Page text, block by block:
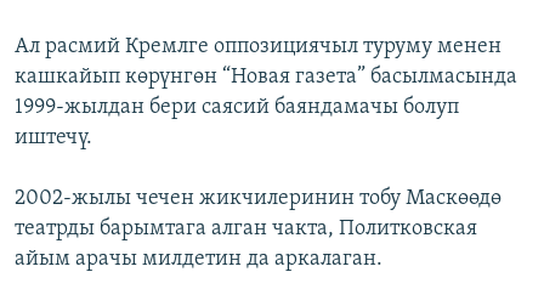
Ал расмий Кремлге оппозициячыл туруму менен
кашкайып көрүнгөн “Новая газета” басылмасында
1999-жылдан бери саясий баяндамачы болуп
иштечү.
2002-жылы чечен жикчилеринин тобу Маскөөдө
театрды барымтага алган чакта, Политковская
айым арачы милдетин да аркалаган.